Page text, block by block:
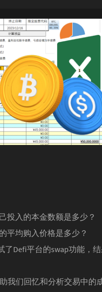
投入的本金数额是多少？
平均购入价格是多少？
了Defi平台的swap功能，
我们回忆和分析交易中的